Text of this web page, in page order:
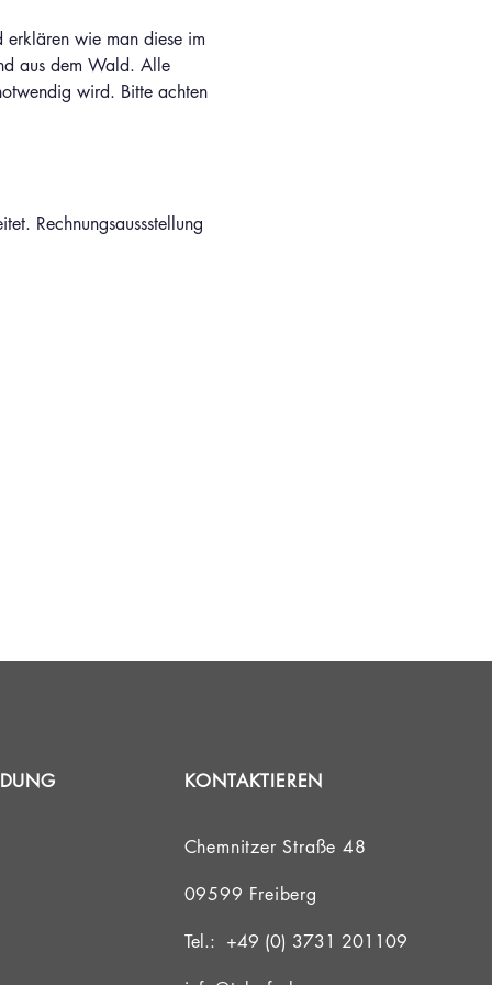
erklären wie man diese im
aus dem Wald. Alle
wird. Bitte achten
Rechnungsaussstellung
KONTAKTIEREN
Chemnitzer Straße 48
09599 Freiberg
Tel.: +49 (0) 3731 201109